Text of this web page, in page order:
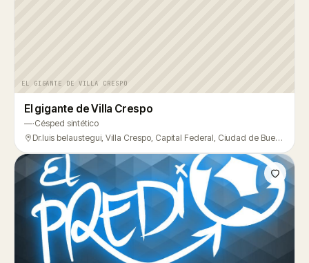
EL GIGANTE DE VILLA CRESPO
El gigante de Villa Crespo
—·Césped sintético
Dr.luis belaustegui, Villa Crespo, Capital Federal, Ciudad de Buenos Aires, Villa Crespo